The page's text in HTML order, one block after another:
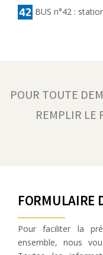
BUS n°42 :
POUR TOUTE
REMPLIR LE
FORMULAIRE
Pour faciliter la
ensemble, nous